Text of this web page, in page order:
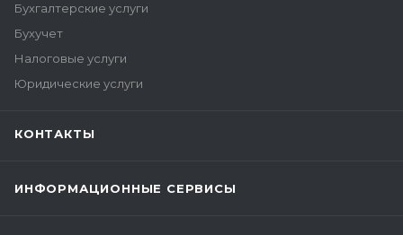
Бухгалтерские услуги
Бухучет
Налоговые услуги
Юридические услуги
КОНТАКТЫ
ИНФОРМАЦИОННЫЕ СЕРВИСЫ